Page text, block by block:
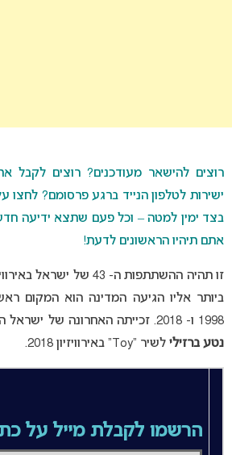
רוצים להישאר מעודכנים? רוצים לקבל את
ישירות לטלפון הנייד ברגע פרסומם? לחצו
בצד ימין למטה – וכל פעם שתצא ידיעה
אתם תיהיו הראשונים לדעת!
זו תהיה ההשתתפות ה- 43
1998 ו- 2018. זכייתה האחרונה של ישראל הושגה בזכות ביצועה של
נטע ברזילי לשיר “Toy” באירוויזיון 2018.
הרשמו לקבלת מייל על